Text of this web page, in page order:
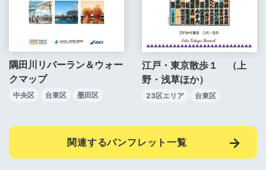
隅田川リバーラン＆ウォー
クマップ
中央区 台東区 墨田区
江戸・東京散歩１ （上
野・浅草ほか）
23区エリア 台東区
関連するパンフレット一覧